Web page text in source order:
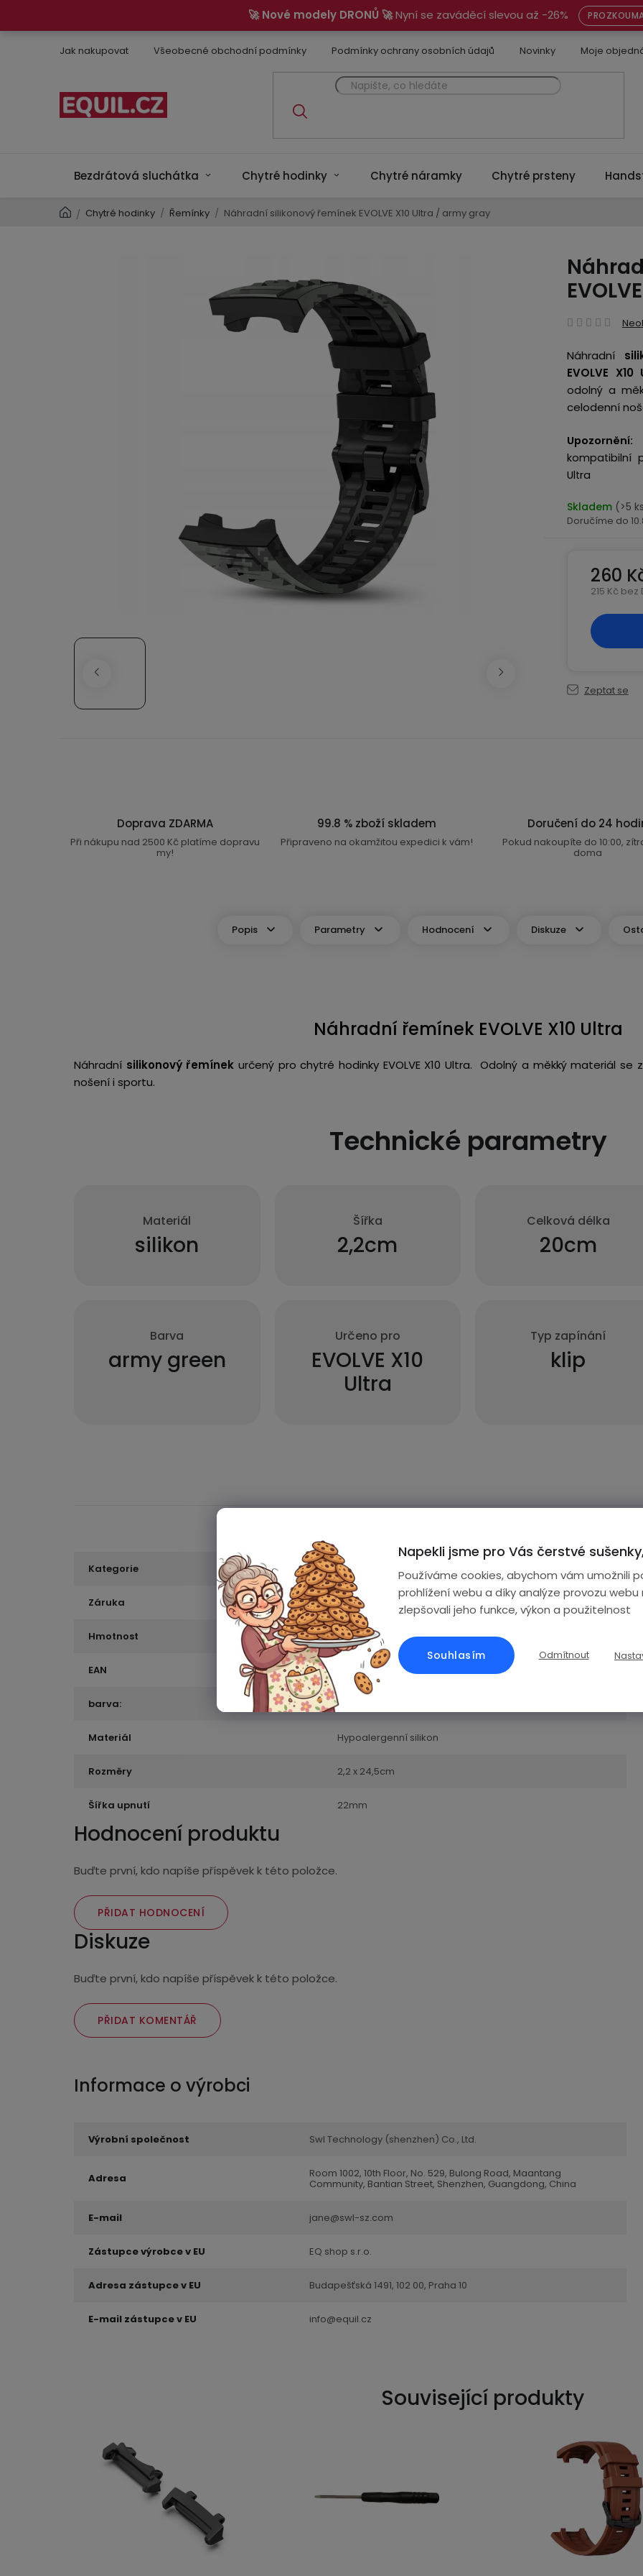
Napekli jsme pro Vás čerstvé
Používáme cookies, abychom vám umožnili
prohlížení webu a díky analýze provozu
zlepšovali jeho funkce, výkon a použitelnost
Odmítnout
Souhlasím
🚀 Nové modely DRONŮ 🚀Nyní se zaváděcí slevou až -26%
Jak nakupovat Všeobecné obchodní podmínky Podmínky ochrany osobních údajů Novinky Moje
Bezdrátová sluchátka Chytré hodinky Chytré náramky Chytré prsteny
Domů
/ Chytré hodinky / Řemínky / Náhradní silikonový řemínek EVOLVE X10 Ultra / army gray
je
0,0
z
Náhradní
EVOLVE X10
odolný a
celodenní
Upozornění:
kompatibilní
Ultra
Skladem (>5
260
215 Kč bez
Zeptat se
Doprava ZDARMA
Při nákupu nad 2500 Kč platíme dopravu
my!
99.8 % zboží skladem
Připraveno na okamžitou expedici k vám!
Doručení do 24
Pokud nakoupíte do 10:00,
doma
Popis Parametry Hodnocení Diskuze
Náhradní řemínek EVOLVE X10 Ultra
Náhradní silikonový řemínek určený pro chytré hodinky EVOLVE X10 Ultra. Odolný a měkký materiál
nošení i sportu.
Technické parametry
Materiál
silikon
Šířka
2,2cm
Celková délka
20cm
Barva
army green
Určeno pro
EVOLVE X10
Ultra
Typ zapínání
klip
Kategorie Řemínky
Záruka 2 roky
Hmotnost 0.1 kg
EAN 0792649665022
barva: Červená
Materiál Hypoalergenní silikon
Rozměry 2,2 x 24,5cm
Šířka upnutí 22mm
Hodnocení produktu
Buďte první, kdo napíše příspěvek k této položce.
PŘIDAT HODNOCENÍ
Diskuze
Buďte první, kdo napíše příspěvek k této položce.
PŘIDAT KOMENTÁŘ
Výrobní společnost Swl Technology (shenzhen) Co., Ltd.
Adresa Room 1002, 10th Floor, No. 529, Bulong Road, Maantang
Community, Bantian Street, Shenzhen, Guangdong, China
E-mail jane@swl-sz.com
Zástupce výrobce v EU EQ shop s.r.o.
Adresa zástupce v EU Budapešťská 1491, 102 00, Praha 10
E-mail zástupce v EU info@equil.cz
Související produkty